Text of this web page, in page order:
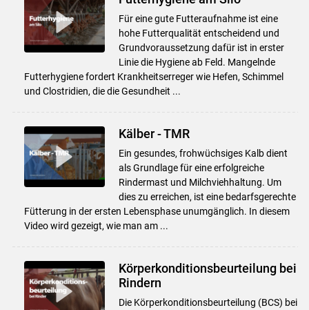
Für eine gute Futteraufnahme ist eine
hohe Futterqualität entscheidend und
Grundvoraussetzung dafür ist in erster
Linie die Hygiene ab Feld. Mangelnde
Futterhygiene fordert Krankheitserreger wie Hefen, Schimmel
und Clostridien, die die Gesundheit ...
Kälber - TMR
Ein gesundes, frohwüchsiges Kalb dient
als Grundlage für eine erfolgreiche
Rindermast und Milchviehhaltung. Um
dies zu erreichen, ist eine bedarfsgerechte
Fütterung in der ersten Lebensphase unumgänglich. In diesem
Video wird gezeigt, wie man am ...
Körperkonditionsbeurteilung bei
Rindern
Die Körperkonditionsbeurteilung (BCS) bei